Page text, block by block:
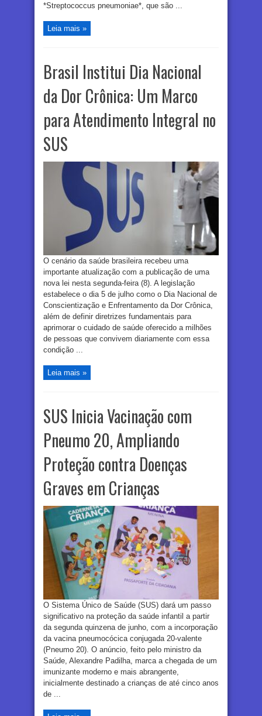
*Streptococcus pneumoniae*, que são ...
Leia mais »
Brasil Institui Dia Nacional
da Dor Crônica: Um Marco
para Atendimento Integral no
SUS
O cenário da saúde brasileira recebeu uma
importante atualização com a publicação de uma
nova lei nesta segunda-feira (8). A legislação
estabelece o dia 5 de julho como o Dia Nacional de
Conscientização e Enfrentamento da Dor Crônica,
além de definir diretrizes fundamentais para
aprimorar o cuidado de saúde oferecido a milhões
de pessoas que convivem diariamente com essa
condição ...
Leia mais »
SUS Inicia Vacinação com
Pneumo 20, Ampliando
Proteção contra Doenças
Graves em Crianças
O Sistema Único de Saúde (SUS) dará um passo
significativo na proteção da saúde infantil a partir
da segunda quinzena de junho, com a incorporação
da vacina pneumocócica conjugada 20-valente
(Pneumo 20). O anúncio, feito pelo ministro da
Saúde, Alexandre Padilha, marca a chegada de um
imunizante moderno e mais abrangente,
inicialmente destinado a crianças de até cinco anos
de ...